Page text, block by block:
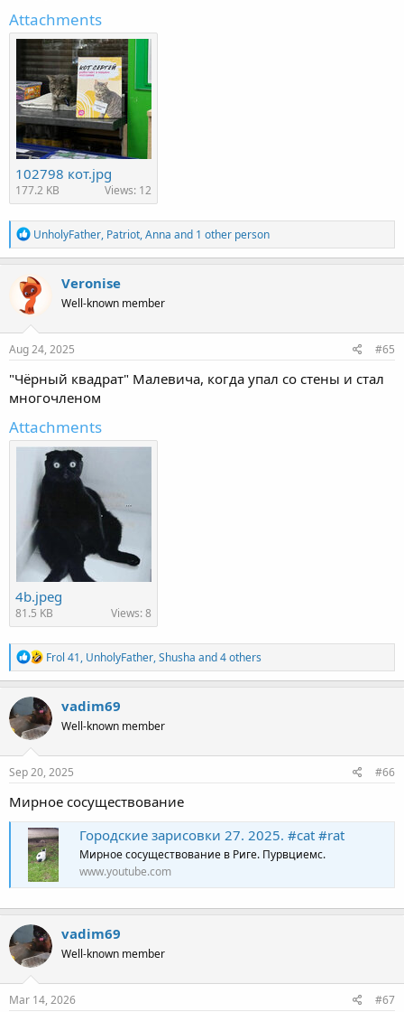
Attachments
102798 кот.jpg
177.2 KB Views: 12
R
e
a
c
t
i
o
n
s
UnholyFather, Patriot,Anna and 1 other person
Veronise
Well-known member
Aug 24, 2025 #65
"Чёрный квадрат" Малевича, когда упал со стены и стал
многочленом
Attachments
4b.jpeg
81.5 KB Views: 8
R
e
a
c
t
i
n
s
Frol 41, UnholyFather,Shusha and 4 others
vadim69
Well-known member
Sep 20, 2025 #66
Мирное сосуществование
Городские зарисовки 27. 2025. #cat #rat
Мирное сосуществование в Риге. Пурвциемс.
www.youtube.com
vadim69
Well-known member
Mar 14, 2026 #67